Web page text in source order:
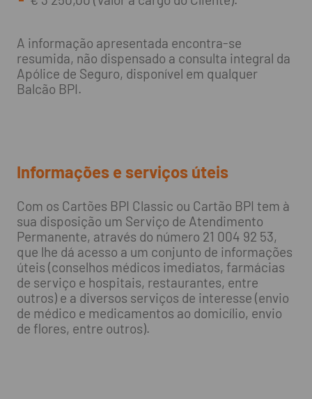
A informação apresentada encontra-se
resumida, não dispensado a consulta integral da
Apólice de Seguro, disponível em qualquer
Balcão BPI.
Informações e serviços úteis
Com os Cartões BPI Classic ou Cartão BPI tem à
sua disposição um Serviço de Atendimento
Permanente, através do número 21 004 92 53,
que lhe dá acesso a um conjunto de informações
úteis (conselhos médicos imediatos, farmácias
de serviço e hospitais, restaurantes, entre
outros) e a diversos serviços de interesse (envio
de médico e medicamentos ao domicílio, envio
de flores, entre outros).